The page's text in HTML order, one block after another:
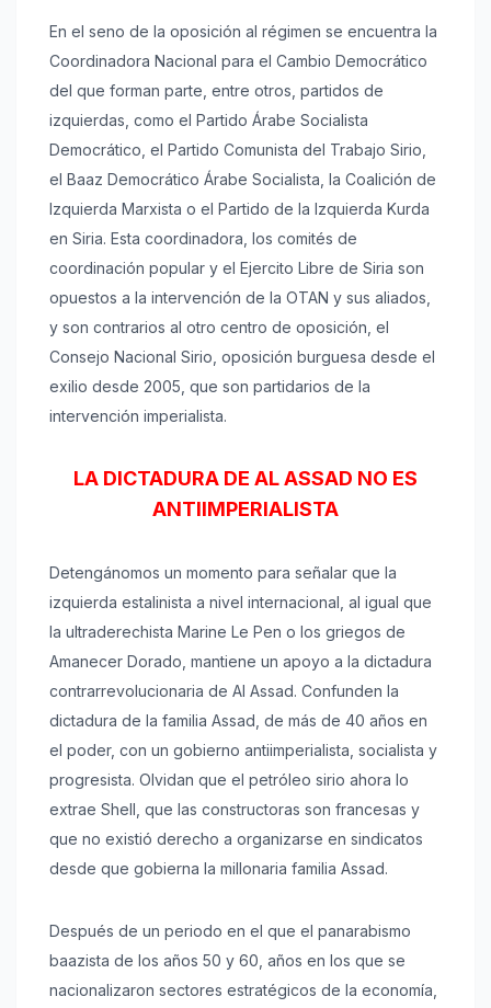
En el seno de la oposición al régimen se encuentra la
Coordinadora Nacional para el Cambio Democrático
del que forman parte, entre otros, partidos de
izquierdas, como el Partido Árabe Socialista
Democrático, el Partido Comunista del Trabajo Sirio,
el Baaz Democrático Árabe Socialista, la Coalición de
Izquierda Marxista o el Partido de la Izquierda Kurda
en Siria. Esta coordinadora, los comités de
coordinación popular y el Ejercito Libre de Siria son
opuestos a la intervención de la OTAN y sus aliados,
y son contrarios al otro centro de oposición, el
Consejo Nacional Sirio, oposición burguesa desde el
exilio desde 2005, que son partidarios de la
intervención imperialista.
LA DICTADURA DE AL ASSAD NO ES
ANTIIMPERIALISTA
Detengánomos un momento para señalar que la
izquierda estalinista a nivel internacional, al igual que
la ultraderechista Marine Le Pen o los griegos de
Amanecer Dorado, mantiene un apoyo a la dictadura
contrarrevolucionaria de Al Assad. Confunden la
dictadura de la familia Assad, de más de 40 años en
el poder, con un gobierno antiimperialista, socialista y
progresista. Olvidan que el petróleo sirio ahora lo
extrae Shell, que las constructoras son francesas y
que no existió derecho a organizarse en sindicatos
desde que gobierna la millonaria familia Assad.
Después de un periodo en el que el panarabismo
baazista de los años 50 y 60, años en los que se
nacionalizaron sectores estratégicos de la economía,